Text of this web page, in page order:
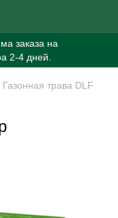
заказа на
2-4 дней.
Газонная трава DLF